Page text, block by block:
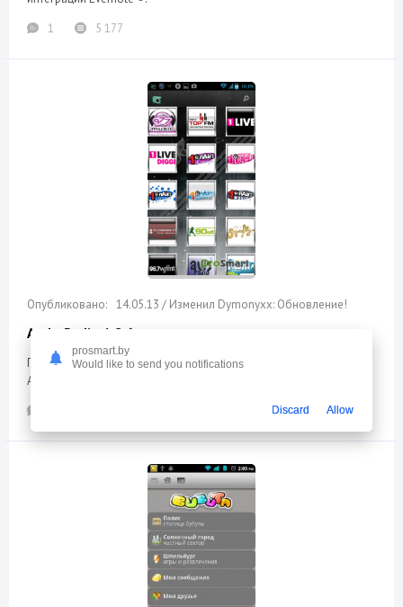
1
5 177
14.05.13 / Изменил Dymonyxx: Обновление!
AndroRadio 1.8.6
Программа для прослушивания интернет-радиостанций на
Android.
prosmart.by
Would like to send you notifications
Discard Allow